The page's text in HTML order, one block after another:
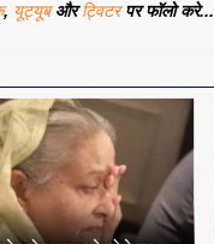
, यूट्यूबऔरट्विटरपर फॉलो करे...